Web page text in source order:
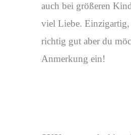
auch bei größeren
viel Liebe. Einzigartig,
richtig gut aber du
Anmerkung ein!